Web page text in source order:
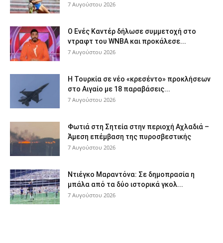
7 Αυγούστου 2026
Ο Ενές Καντέρ δήλωσε συμμετοχή στο
ντραφτ του WNBA και προκάλεσε...
7 Αυγούστου 2026
Η Τουρκία σε νέο «κρεσέντο» προκλήσεων
στο Αιγαίο με 18 παραβάσεις...
7 Αυγούστου 2026
Φωτιά στη Σητεία στην περιοχή Αχλαδιά –
Άμεση επέμβαση της πυροσβεστικής
7 Αυγούστου 2026
Ντιέγκο Μαραντόνα: Σε δημοπρασία η
μπάλα από τα δύο ιστορικά γκολ...
7 Αυγούστου 2026